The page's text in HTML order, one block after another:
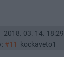
2018. 03. 14. 18:29
#11 kockaveto1